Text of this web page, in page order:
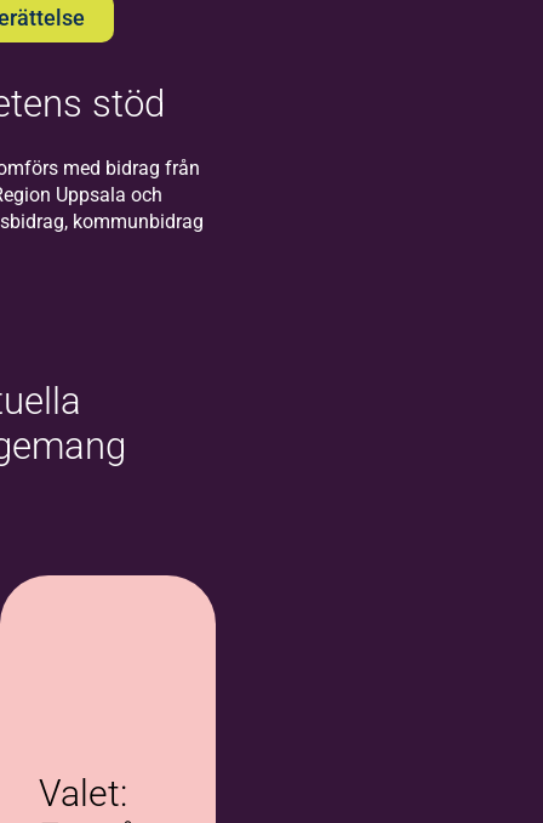
Välkommen till oss
Södertälje!
stöd
med bidrag från
Uppsala och
kommunbidrag
Valet: